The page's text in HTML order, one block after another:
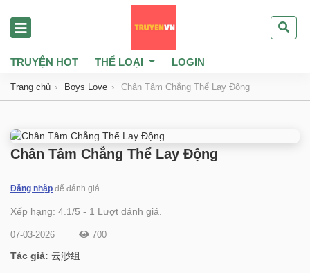
TRUYỆN HOT THỂ LOẠI LOGIN
Trang chủ Boys Love Chân Tâm Chẳng Thể Lay Động
Chân Tâm Chẳng Thể Lay Động
Đăng nhập để đánh giá.
Xếp hạng: 4.1/5 - 1 Lượt đánh giá.
07-03-2026 700
Tác giả: 云渺组